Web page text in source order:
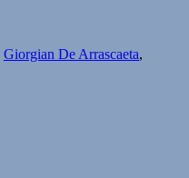
Giorgian De Arrascaeta,